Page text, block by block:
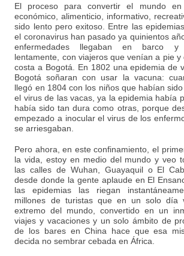
El proceso para convertir el mundo
económico, alimenticio, informativo,
sido lento pero exitoso. Entre las
el coronavirus han pasado ya quinientos
enfermedades llegaban en barco y
lentamente, con viajeros que venían a pie y
costa a Bogotá. En 1802 una epidemia de
Bogotá soñaran con usar la vacuna:
llegó en 1804 con los niños que habían
el virus de las vacas, ya la epidemia había
había sido tan dura como otras, porque
empezado a inocular el virus de los
se arriesgaban.
Pero ahora, en este confinamiento, el
la vida, estoy en medio del mundo y veo
las calles de Wuhan, Guayaquil o El
desde donde la gente aplaude en El
las epidemias las riegan
millones de turistas que en un solo día
extremo del mundo, convertido en un
viajes y vacaciones y un solo ámbito de
de los bares en China hace que esa
decida no sembrar cebada en África.